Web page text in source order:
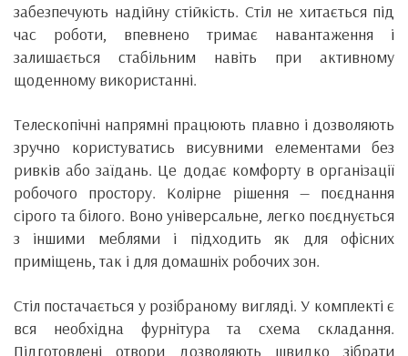
забезпечують надійну стійкість. Стіл не хитається під
час роботи, впевнено тримає навантаження і
залишається стабільним навіть при активному
щоденному використанні.
Телескопічні напрямні працюють плавно і дозволяють
зручно користуватись висувними елементами без
ривків або заїдань. Це додає комфорту в організації
робочого простору. Колірне рішення — поєднання
сірого та білого. Воно універсальне, легко поєднується
з іншими меблями і підходить як для офісних
приміщень, так і для домашніх робочих зон.
Стіл постачається у розібраному вигляді. У комплекті є
вся необхідна фурнітура та схема складання.
Підготовлені отвори дозволяють швидко зібрати